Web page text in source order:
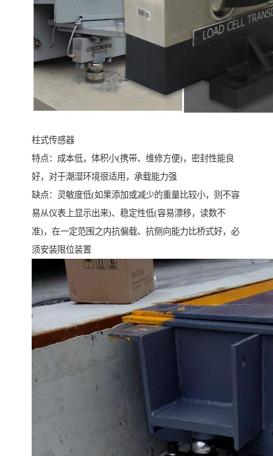
柱式传感器
特点：成本低，体积小(携带、维修方便)，密封性能良
好，对于潮湿环境很适用，承载能力强
缺点：灵敏度低(如果添加或减少的重量比较小，则不容
易从仪表上显示出来)、稳定性低(容易漂移，读数不
准)，在一定范围之内抗偏载、抗侧向能力比桥式好，必
须安装限位装置